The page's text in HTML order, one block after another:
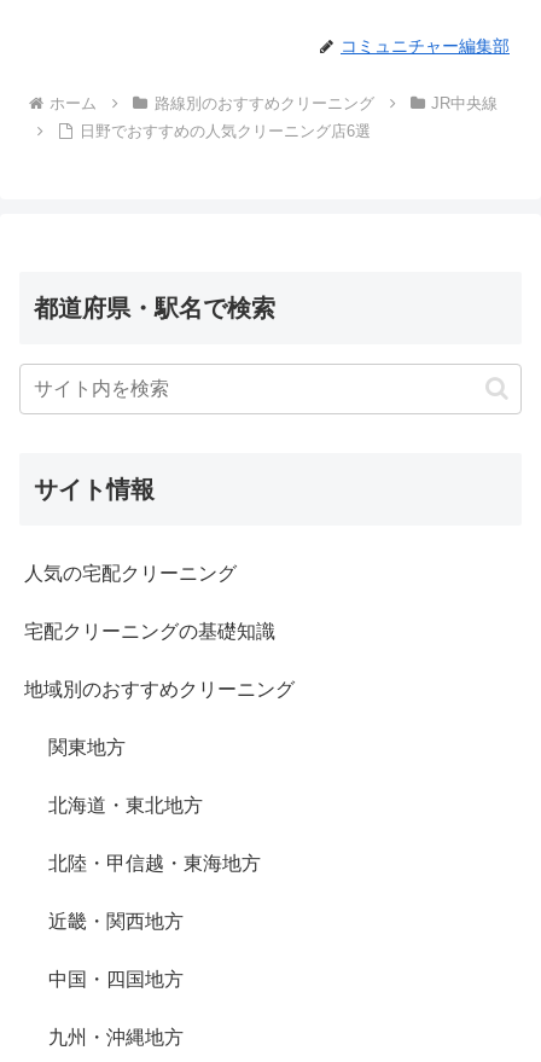
コミュニチャー編集部
ホーム 路線別のおすすめクリーニング
JR中央線
日野でおすすめの人気クリーニング店6選
都道府県・駅名で検索
サイト情報
人気の宅配クリーニング
宅配クリーニングの基礎知識
地域別のおすすめクリーニング
関東地方
北海道・東北地方
北陸・甲信越・東海地方
近畿・関西地方
中国・四国地方
九州・沖縄地方